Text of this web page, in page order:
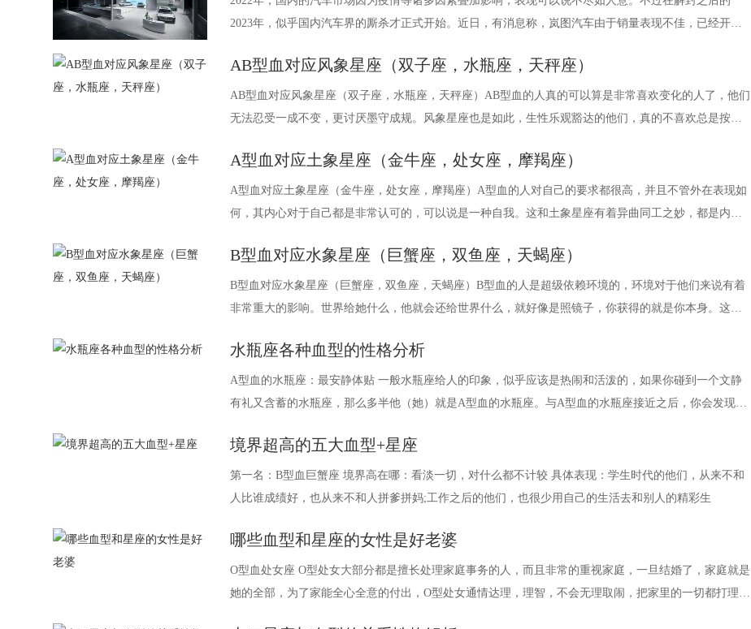
2023年，似乎国内汽车界的厮杀才正式开始。近日，有消息称，岚图汽车由于销量表现不佳，已经开启
AB型血对应风象星座（双子座，水瓶座，天秤座）
AB型血对应风象星座（双子座，水瓶座，天秤座）AB型血的人真的可以算是非常喜欢变化的人了，他们
无法忍受一成不变，更讨厌墨守成规。风象星座也是如此，生性乐观豁达的他们，真的不喜欢总是按照
A型血对应土象星座（金牛座，处女座，摩羯座）
A型血对应土象星座（金牛座，处女座，摩羯座）A型血的人对自己的要求都很高，并且不管外在表现如
何，其内心对于自己都是非常认可的，可以说是一种自我。这和土象星座有着异曲同工之妙，都是内心
B型血对应水象星座（巨蟹座，双鱼座，天蝎座）
B型血对应水象星座（巨蟹座，双鱼座，天蝎座）B型血的人是超级依赖环境的，环境对于他们来说有着
非常重大的影响。世界给她什么，他就会还给世界什么，就好像是照镜子，你获得的就是你本身。这和
水瓶座各种血型的性格分析
A型血的水瓶座：最安静体贴 一般水瓶座给人的印象，似乎应该是热闹和活泼的，如果你碰到一个文静
有礼又含蓄的水瓶座，那么多半他（她）就是A型血的水瓶座。与A型血的水瓶座接近之后，你会发现其
境界超高的五大血型+星座
第一名：B型血巨蟹座 境界高在哪：看淡一切，对什么都不计较 具体表现：学生时代的他们，从来不和
人比谁成绩好，也从来不和人拼爹拼妈;工作之后的他们，也很少用自己的生活去和别人的精彩生
哪些血型和星座的女性是好老婆
O型血处女座 O型处女大部分都是擅长处理家庭事务的人，而且非常的重视家庭，一旦结婚了，家庭就是
她的全部，为了家能全心全意的付出，O型处女通情达理，理智，不会无理取闹，把家里的一切都打理好